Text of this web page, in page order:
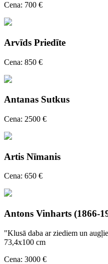
Cena: 700 €
Arvīds Priedīte
Cena: 850 €
Antanas Sutkus
Cena: 2500 €
Artis Nīmanis
Cena: 650 €
Antons Vinharts (1866-
"Klusā daba ar ziediem un
73,4x100 cm
Cena: 3000 €